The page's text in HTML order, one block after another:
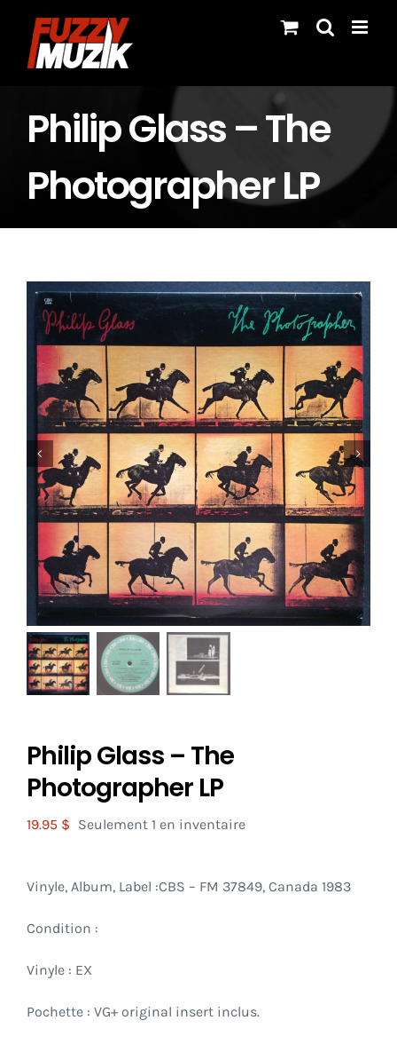
content
Philip Glass – The
Photographer LP
Philip Glass – The
Photographer LP
19.95 $ Seulement 1 en inventaire
Vinyle, Album, Label :CBS – FM 37849, Canada 1983
Condition :
Vinyle : EX
Pochette : VG+ original insert inclus.